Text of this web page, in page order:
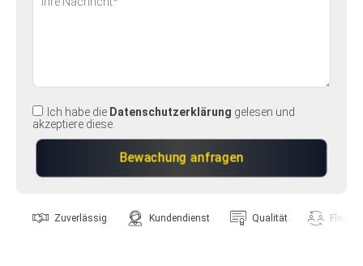
Ich habe die Datenschutzerklärung gelesen und
akzeptiere diese.
Zuverlässig Kundendienst Qualität